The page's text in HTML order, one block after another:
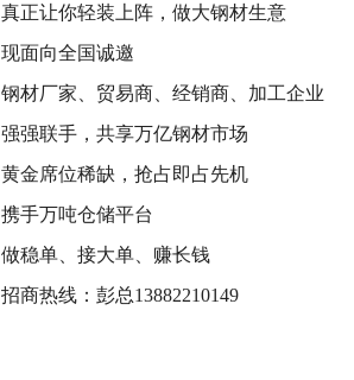
真正让你轻装上阵，做大钢材生意
现面向全国诚邀
钢材厂家、贸易商、经销商、加工企业
强强联手，共享万亿钢材市场
黄金席位稀缺，抢占即占先机
携手万吨仓储平台
做稳单、接大单、赚长钱
招商热线：彭总13882210149